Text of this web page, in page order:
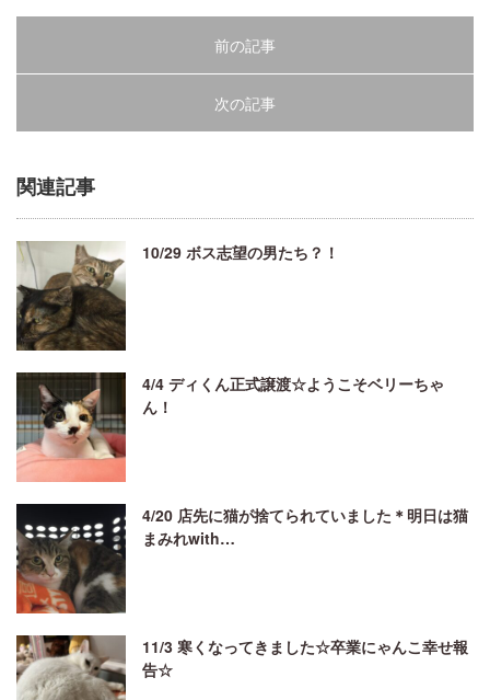
前の記事
次の記事
関連記事
10/29 ボス志望の男たち？！
4/4 ディくん正式譲渡☆ようこそベリーちゃ
ん！
4/20 店先に猫が捨てられていました＊明日は猫
まみれwith…
11/3 寒くなってきました☆卒業にゃんこ幸せ報
告☆